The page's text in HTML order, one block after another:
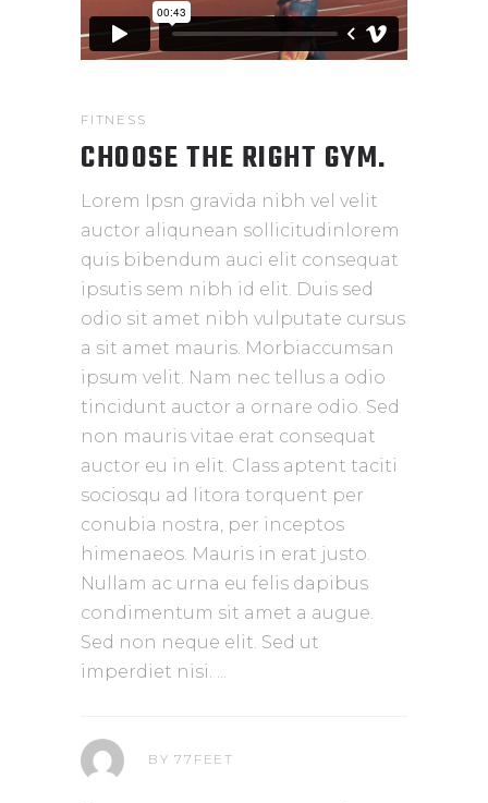
FITNESS
CHOOSE THE RIGHT GYM.
Lorem Ipsn gravida nibh vel velit
auctor aliqunean sollicitudinlorem
quis bibendum auci elit consequat
ipsutis sem nibh id elit. Duis sed
odio sit amet nibh vulputate cursus
a sit amet mauris. Morbiaccumsan
ipsum velit. Nam nec tellus a odio
tincidunt auctor a ornare odio. Sed
non mauris vitae erat consequat
auctor eu in elit. Class aptent taciti
sociosqu ad litora torquent per
conubia nostra, per inceptos
himenaeos. Mauris in erat justo.
Nullam ac urna eu felis dapibus
condimentum sit amet a augue.
Sed non neque elit. Sed ut
imperdiet nisi.
BY77FEET